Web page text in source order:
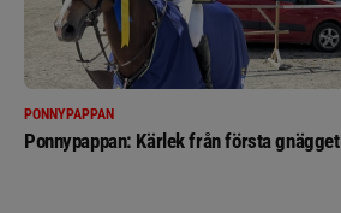
PONNYPAPPAN
Ponnypappan: Kärlek från första gnägget